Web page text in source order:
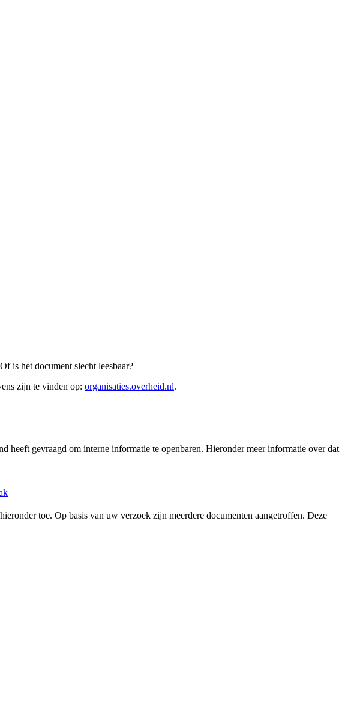
is het document slecht leesbaar?
zijn te vinden op: organisaties.overheid.nl.
heeft gevraagd om interne informatie te openbaren. Hieronder meer informatie over dat
toe. Op basis van uw verzoek zijn meerdere documenten aangetroffen. Deze